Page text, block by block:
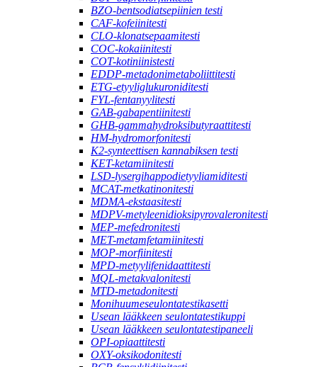
BZO-bentsodiatsepiinien testi
CAF-kofeiinitesti
CLO-klonatsepaamitesti
COC-kokaiinitesti
COT-kotiniinistesti
EDDP-metadonimetaboliittitesti
ETG-etyyliglukuroniditesti
FYL-fentanyylitesti
GAB-gabapentiinitesti
GHB-gammahydroksibutyraattitesti
HM-hydromorfonitesti
K2-synteettisen kannabiksen testi
KET-ketamiinitesti
LSD-lysergihappodietyyliamiditesti
MCAT-metkatinonitesti
MDMA-ekstaasitesti
MDPV-metyleenidioksipyrovaleronitesti
MEP-mefedronitesti
MET-metamfetamiinitesti
MOP-morfiinitesti
MPD-metyylifenidaattitesti
MQL-metakvalonitesti
MTD-metadonitesti
Monihuumeseulontatestikasetti
Usean lääkkeen seulontatestikuppi
Usean lääkkeen seulontatestipaneeli
OPI-opiaattitesti
OXY-oksikodonitesti